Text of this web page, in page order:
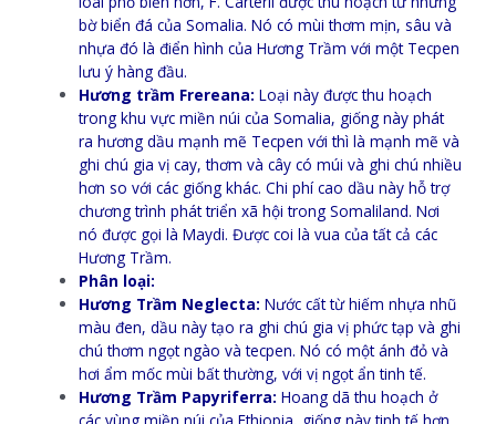
bờ biển đá của Somalia. Nó có mùi thơm mịn, sâu và
nhựa đó là điển hình của Hương Trầm với một Tecpen
lưu ý hàng đầu.
Hương trầm Frereana: Loại này được thu hoạch
trong khu vực miền núi của Somalia, giống này phát
ra hương dầu mạnh mẽ Tecpen với thì là mạnh mẽ và
ghi chú gia vị cay, thơm và cây có múi và ghi chú nhiều
hơn so với các giống khác. Chi phí cao dầu này hỗ trợ
chương trình phát triển xã hội trong Somaliland. Nơi
nó được gọi là Maydi. Được coi là vua của tất cả các
Hương Trầm.
Phân loại:
Hương Trầm Neglecta: Nước cất từ hiếm nhựa nhũ
màu đen, dầu này tạo ra ghi chú gia vị phức tạp và ghi
chú thơm ngọt ngào và tecpen. Nó có một ánh đỏ và
hơi ẩm mốc mùi bất thường, với vị ngọt ẩn tinh tế.
Hương Trầm Papyriferra: Hoang dã thu hoạch ở
các vùng miền núi của Ethiopia, giống này tinh tế hơn